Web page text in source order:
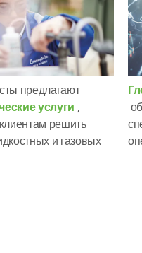
предлагают
услуги ,
решить
и газовых